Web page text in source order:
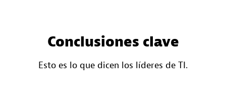
Conclusiones clave
Esto es lo que dicen los líderes de TI.